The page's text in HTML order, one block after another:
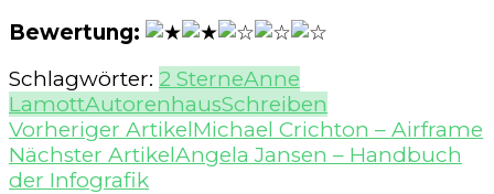
Bewertung:
Schlagwörter: 2 SterneAnne
LamottAutorenhausSchreiben
Beitragsnavigation
Vorheriger ArtikelMichael Crichton – Airframe
Nächster ArtikelAngela Jansen – Handbuch
der Infografik